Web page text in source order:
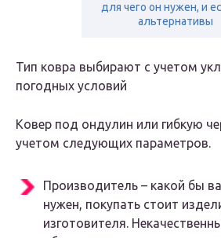
для чего он нужен, и
альтернативы
Тип ковра выбирают с учетом
погодных условий
Ковер под ондулин или гибкую
учетом следующих параметров.
Производитель – какой бы
нужен, покупать стоит
изготовителя.